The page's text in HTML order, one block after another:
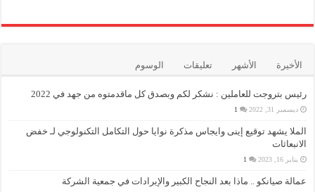
الأخيرة الأشهر تعليقات الوسوم
رئيس بتروجت للعاملين : نشكر لكم وبصدق كل ماقدمتوه من جهد في 2022
ديسمبر 31, 2022 1
الملا يشهد توقيع إينى وايجاس مذكرة نوايا حول التكامل التكنولوجي لـ خفض
الانبعاثات
يناير 16, 2023 1
عمالة صيانكو .. ماذا بعد النجاح الكبير والإيرادات في جمعية الشركة